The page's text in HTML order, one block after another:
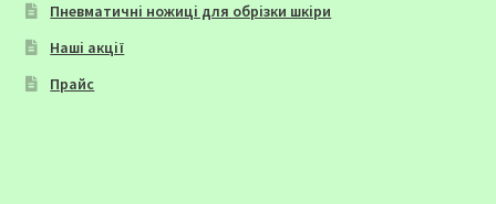
Пневматичні ножиці для обрізки шкіри
Наші акції
Прайс